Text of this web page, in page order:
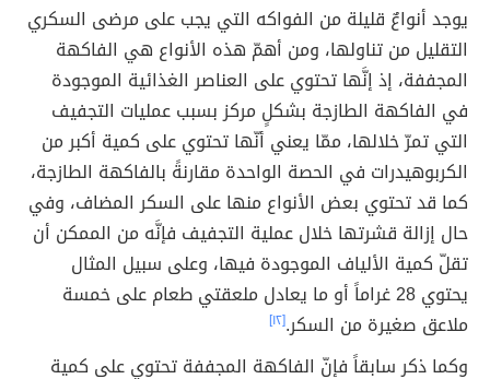
يوجد أنواعٌ قليلة من الفواكه التي يجب على مرضى السكري
التقليل من تناولها، ومن أهمّ هذه الأنواع هي الفاكهة
المجففة، إذ إنَّها تحتوي على العناصر الغذائية الموجودة
في الفاكهة الطازجة بشكلٍ مركز بسبب عمليات التجفيف
التي تمرّ خلالها، ممّا يعني أنّها تحتوي على كمية أكبر من
الكربوهيدرات في الحصة الواحدة مقارنةً بالفاكهة الطازجة،
كما قد تحتوي بعض الأنواع منها على السكر المضاف، وفي
حال إزالة قشرتها خلال عملية التجفيف فإنَّه من الممكن أن
تقلّ كمية الألياف الموجودة فيها، وعلى سبيل المثال
يحتوي 28 غراماً أو ما يعادل ملعقتي طعام على خمسة
ملاعق صغيرة من السكر.[١٢]
وكما ذكر سابقاً فإنّ الفاكهة المجففة تحتوي على كمية